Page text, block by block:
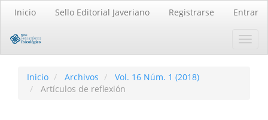
principal
principal
Barra
Inicio Sello Editorial Javeriano Registrarse Entrar
Inicio Archivos
Vol. 16 Núm. 1 (2018)
Artículos de reflexión